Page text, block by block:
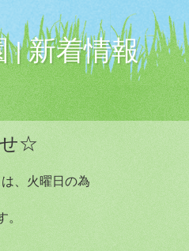
| 新着情報
☆
は、火曜日の為